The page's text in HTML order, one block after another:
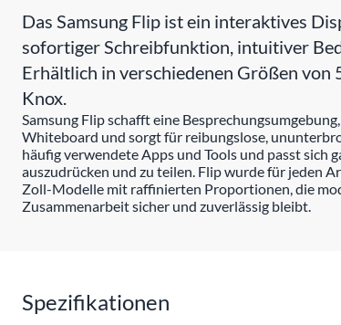
Das Samsung Flip ist ein interaktives
sofortiger Schreibfunktion, intuitiver
Erhältlich in verschiedenen Größen von
Knox.
Samsung Flip schafft eine
Whiteboard und sorgt für reibungslose,
häufig verwendete Apps und Tools und passt sich
auszudrücken und zu teilen. Flip wurde für jeden
Zoll-Modelle mit raffinierten Proportionen, die
Zusammenarbeit sicher und zuverlässig bleibt.
Spezifikationen